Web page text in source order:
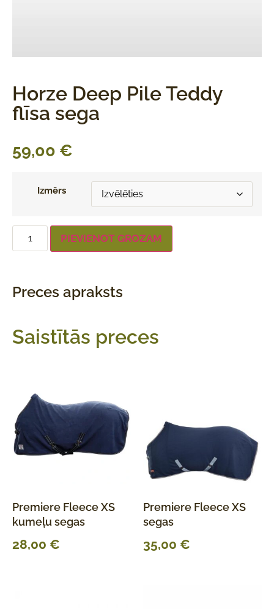
Horze Deep Pile Teddy
flīsa sega
59,00 €
Izmērs
PIEVIENOT GROZAM
Preces apraksts
Saistītās preces
Premiere Fleece XS
kumeļu segas
28,00 €
Premiere Fleece XS
segas
35,00 €